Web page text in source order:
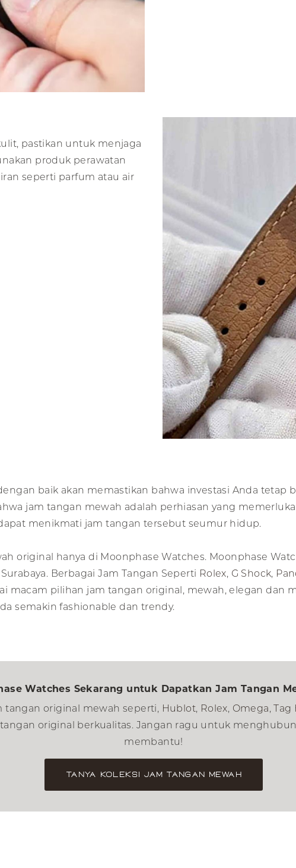
pastikan untuk menjaga
produk perawatan
seperti parfum atau air
baik akan memastikan bahwa investasi Anda tetap
jam tangan mewah adalah perhiasan yang
menikmati jam tangan tersebut seumur hidup.
original hanya di Moonphase Watches. Moonphase
Berbagai Jam Tangan Seperti Rolex, G Shock,
macam pilihan jam tangan original, mewah, elegan dan
semakin fashionable dan trendy.
Watches Sekarang untuk Dapatkan Jam Tangan
tangan original mewah seperti, Hublot, Rolex, Omega,Tag
original berkualitas. Jangan ragu untuk
membantu!
Tanya Koleksi Jam Tangan Mewah